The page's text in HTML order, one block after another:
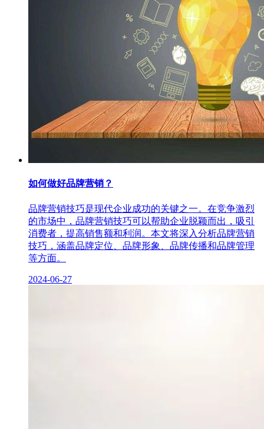
如何做好品牌营销？
品牌营销技巧是现代企业成功的关键之一。在竞争激烈
的市场中，品牌营销技巧可以帮助企业脱颖而出，吸引
消费者，提高销售额和利润。本文将深入分析品牌营销
技巧，涵盖品牌定位、品牌形象、品牌传播和品牌管理
等方面。
2024-06-27